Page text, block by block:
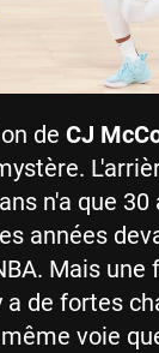
de CJ
n'a que 30
années
Mais une
a de fortes
voie